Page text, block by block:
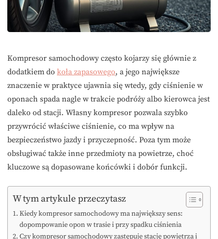
Kompresor samochodowy często kojarzy się głównie z
dodatkiem do koła zapasowego, a jego największe
znaczenie w praktyce ujawnia się wtedy, gdy ciśnienie w
oponach spada nagle w trakcie podróży albo kierowca jest
daleko od stacji. Własny kompresor pozwala szybko
przywrócić właściwe ciśnienie, co ma wpływ na
bezpieczeństwo jazdy i przyczepność. Poza tym może
obsługiwać także inne przedmioty na powietrze, choć
kluczowe są dopasowane końcówki i dobór funkcji.
W tym artykule przeczytasz
Kiedy kompresor samochodowy ma największy sens:
dopompowanie opon w trasie i przy spadku ciśnienia
Czy kompresor samochodowy zastępuje stację powietrza i